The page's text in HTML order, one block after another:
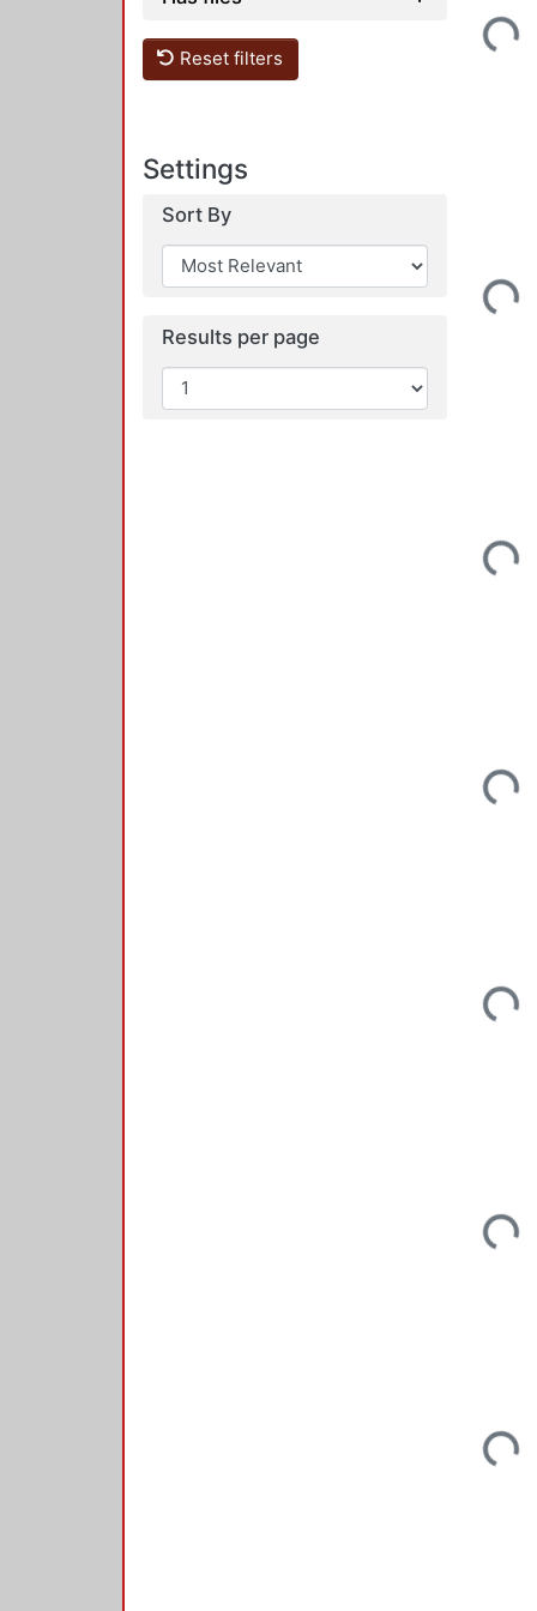
Reset filters
Settings
Sort By
Results per page
Loading...
Loading...
Loading...
Loading...
Loading...
Loading...